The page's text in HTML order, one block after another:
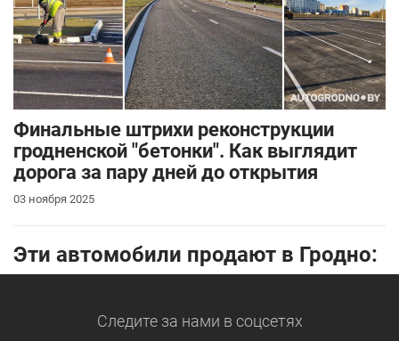
Финальные штрихи реконструкции
гродненской "бетонки". Как выглядит
дорога за пару дней до открытия
03 ноября 2025
Эти автомобили продают в Гродно:
Следите за нами в соцсетях